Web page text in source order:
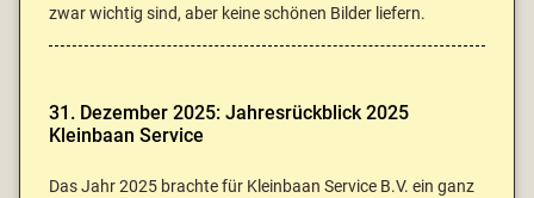
zwar wichtig sind, aber keine schönen Bilder liefern.
31. Dezember 2025: Jahresrückblick 2025
Kleinbaan Service
Das Jahr 2025 brachte für Kleinbaan Service B.V. ein ganz